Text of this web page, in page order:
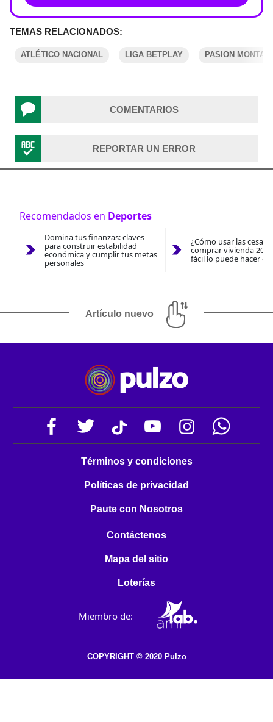
TEMAS RELACIONADOS:
ATLÉTICO NACIONAL LIGA BETPLAY PASION
COMENTARIOS
REPORTAR UN ERROR
Recomendados en Deportes
Domina tus finanzas: claves
para construir estabilidad
económica y cumplir tus metas
personales
¿Cómo usar las
comprar vivienda
fácil lo puede hacer
Artículo nuevo
Términos y condiciones
Políticas de privacidad
Paute con Nosotros
Contáctenos
Mapa del sitio
Loterías
Miembro de:
COPYRIGHT © 2020 Pulzo